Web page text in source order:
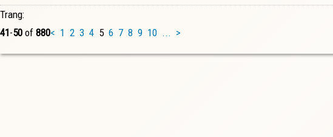
Trang:
41-50 of 880< 1 2 3 4 5 6 7 8 9 10 ... >